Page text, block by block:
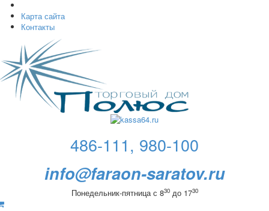
Карта сайта
Контакты
486-111, 980-100
info@faraon-saratov.ru
Понедельник-пятница с 830до 1730